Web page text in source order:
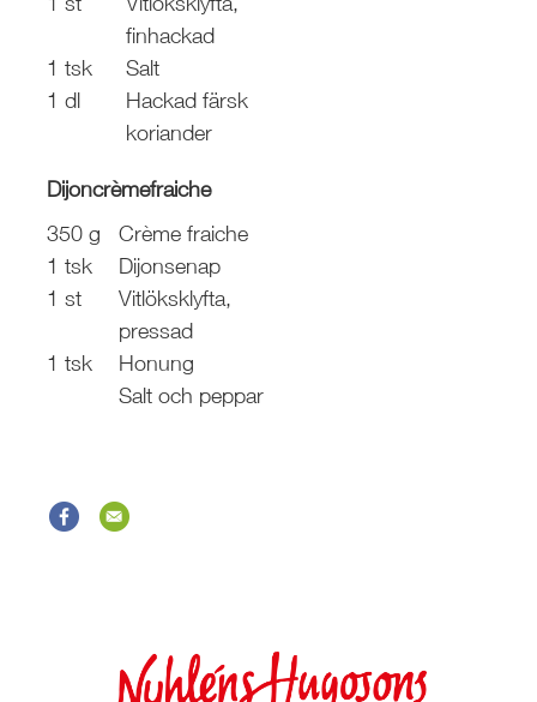
finhackad
1 tsk
Salt
1 dl
Hackad färsk
koriander
Dijoncrèmefraiche
350 g
Crème fraiche
1 tsk
Dijonsenap
1 st
Vitlöksklyfta,
pressad
1 tsk
Honung
Salt och peppar